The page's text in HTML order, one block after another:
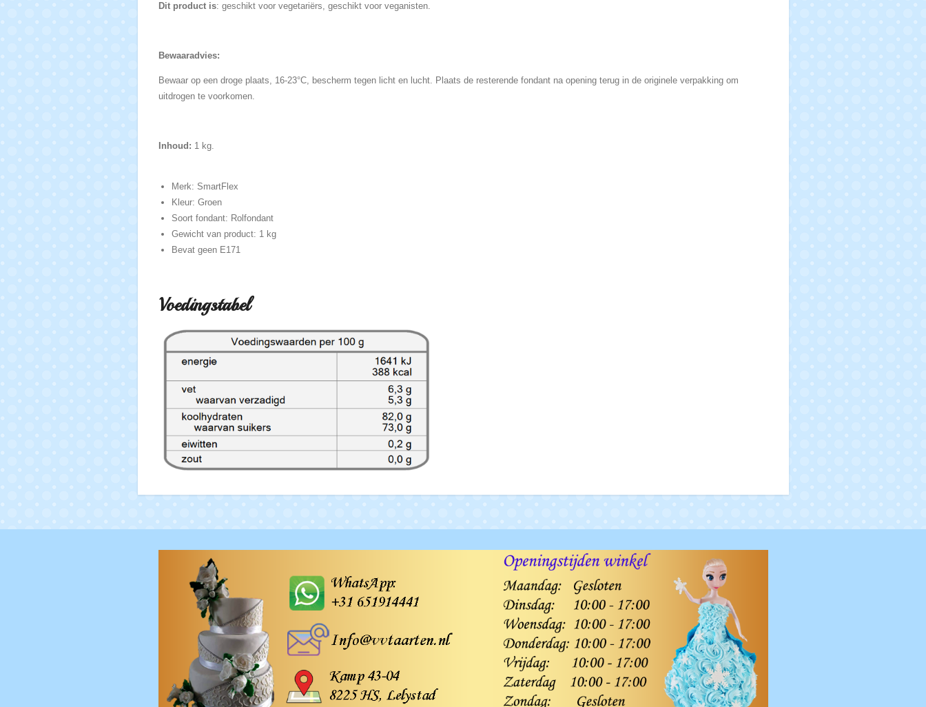
Dit product is: geschikt voor vegetariërs, geschikt voor veganisten.
Bewaaradvies:
Bewaar op een droge plaats, 16-23°C, bescherm tegen licht en lucht. Plaats de resterende fondant na opening terug in de originele verpakking om
uitdrogen te voorkomen.
Inhoud: 1 kg.
Merk: SmartFlex
Kleur: Groen
Soort fondant: Rolfondant
Gewicht van product: 1 kg
Bevat geen E171
Voedingstabel